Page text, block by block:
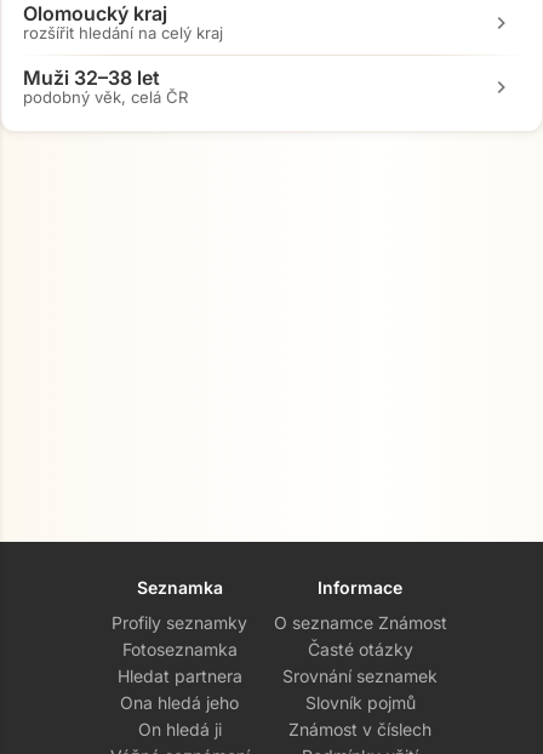
Olomoucký kraj
rozšířit hledání na celý kraj chevron_right
Muži 32–38 let
podobný věk, celá ČR chevron_right
Seznamka
Profily seznamky
Fotoseznamka
Hledat partnera
Ona hledá jeho
On hledá ji
Informace
O seznamce Známost
Časté otázky
Srovnání seznamek
Slovník pojmů
Známost v číslech